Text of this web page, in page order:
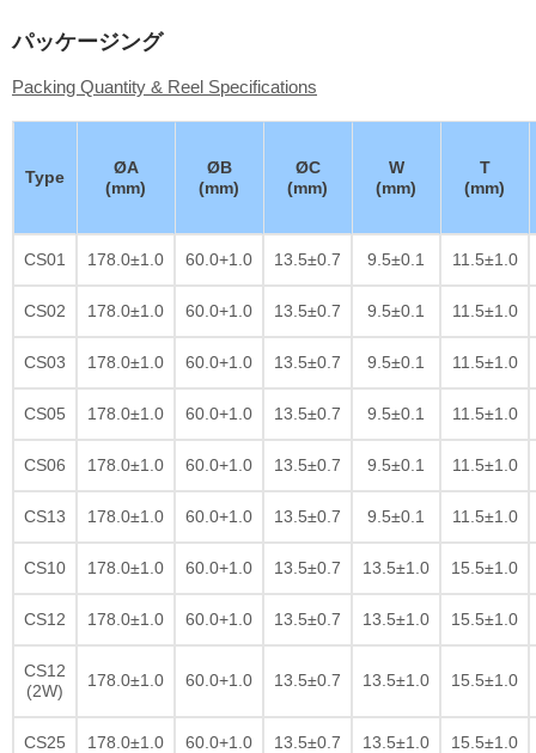
パッケージング
Packing Quantity & Reel Specifications
Type
ØA
(mm)
ØB
(mm)
ØC
(mm)
W
(mm)
T
(mm)
CS01 178.0±1.0 60.0+1.0 13.5±0.7 9.5±0.1 11.5±1.0
CS02 178.0±1.0 60.0+1.0 13.5±0.7 9.5±0.1 11.5±1.0
CS03 178.0±1.0 60.0+1.0 13.5±0.7 9.5±0.1 11.5±1.0
CS05 178.0±1.0 60.0+1.0 13.5±0.7 9.5±0.1 11.5±1.0
CS06 178.0±1.0 60.0+1.0 13.5±0.7 9.5±0.1 11.5±1.0
CS13 178.0±1.0 60.0+1.0 13.5±0.7 9.5±0.1 11.5±1.0
CS10 178.0±1.0 60.0+1.0 13.5±0.7 13.5±1.0 15.5±1.0
CS12 178.0±1.0 60.0+1.0 13.5±0.7 13.5±1.0 15.5±1.0
CS12
(2W)
178.0±1.0 60.0+1.0 13.5±0.7 13.5±1.0 15.5±1.0
CS25 178.0±1.0 60.0+1.0 13.5±0.7 13.5±1.0 15.5±1.0